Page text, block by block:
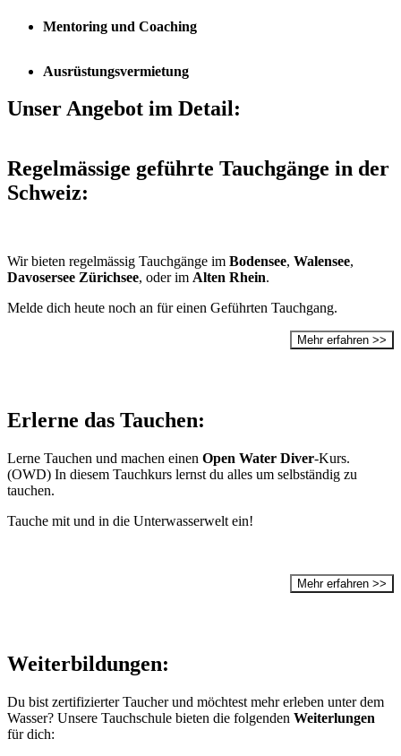
Mentoring und Coaching
Ausrüstungsvermietung
Unser Angebot im Detail:
Regelmässige geführte Tauchgänge in der
Schweiz:
Wir bieten regelmässig Tauchgänge im Bodensee, Walensee,
Davosersee Zürichsee, oder im Alten Rhein.
Melde dich heute noch an für einen Geführten Tauchgang.
Mehr erfahren >>
Erlerne das Tauchen:
Lerne Tauchen und machen einen Open Water Diver-Kurs.
(OWD) In diesem Tauchkurs lernst du alles um selbständig zu
tauchen.
Tauche mit und in die Unterwasserwelt ein!
Mehr erfahren >>
Weiterbildungen:
Du bist zertifizierter Taucher und möchtest mehr erleben unter dem
Wasser? Unsere Tauchschule bieten die folgenden Weiterlungen
für dich: